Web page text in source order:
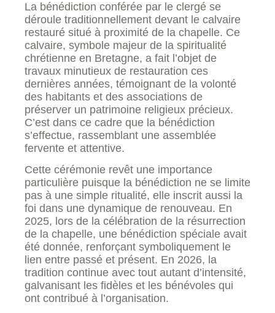
La bénédiction conférée par le clergé se
déroule traditionnellement devant le calvaire
restauré situé à proximité de la chapelle. Ce
calvaire, symbole majeur de la spiritualité
chrétienne en Bretagne, a fait l’objet de
travaux minutieux de restauration ces
dernières années, témoignant de la volonté
des habitants et des associations de
préserver un patrimoine religieux précieux.
C’est dans ce cadre que la bénédiction
s’effectue, rassemblant une assemblée
fervente et attentive.
Cette cérémonie revêt une importance
particulière puisque la bénédiction ne se limite
pas à une simple ritualité, elle inscrit aussi la
foi dans une dynamique de renouveau. En
2025, lors de la célébration de la résurrection
de la chapelle, une bénédiction spéciale avait
été donnée, renforçant symboliquement le
lien entre passé et présent. En 2026, la
tradition continue avec tout autant d’intensité,
galvanisant les fidèles et les bénévoles qui
ont contribué à l’organisation.